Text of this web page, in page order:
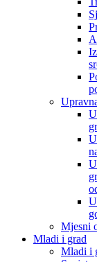
Mjesni
Mladi i grad
Mladi i